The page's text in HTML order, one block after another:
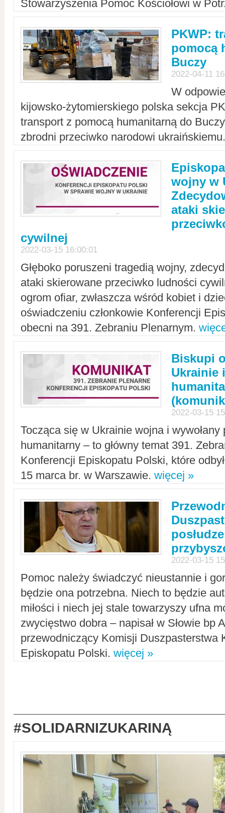
Stowarzyszenia Pomoc Kościołowi w
PKWP:
pomocą
Buczy
2022-04-11
W
kijowsko-żytomierskiego polska sekcja
transport z pomocą humanitarną do
zbrodni przeciwko narodowi
wojny w
ataki
cywilnej
2022-03-15 16:00:01
Głęboko poruszeni tragedią wojny,
ataki skierowane przeciwko ludności
ogrom ofiar, zwłaszcza wśród kobiet i
oświadczeniu członkowie Konferencji
obecni na 391. Zebraniu Plenarnym.
Biskupi
Ukrainie
2022-03-15
Tocząca się w Ukrainie wojna i
humanitarny – to główny temat 391.
Konferencji Episkopatu Polski, które
15 marca br. w Warszawie. więcej »
2022-03-15
Pomoc należy świadczyć nieustannie i
będzie ona potrzebna. Niech to będzie
miłości i niech jej stale towarzyszy ufna
zwycięstwo dobra – napisał w Słowie bp
przewodniczący Komisji Duszpasterstwa
Episkopatu Polski. więcej »
#SOLIDARNIZUKARINĄ